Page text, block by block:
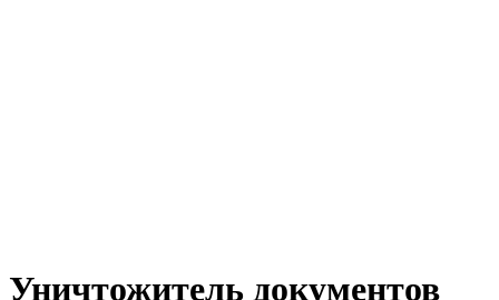
Уничтожитель документов